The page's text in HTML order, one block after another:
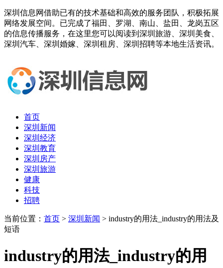
深圳信息网借助已有的技术基础和高效的服务团队，积极拓展
网络发展空间。已完成了福田、罗湖、南山、盐田、龙岗五区
的信息传播服务，在这里您可以阅读到深圳旅游、深圳美食、
深圳汽车、深圳婚嫁、深圳租房、深圳招聘等本地生活资讯。
首页
深圳新闻
深圳经济
深圳教育
深圳房产
深圳旅游
健康
科技
招聘
当前位置： 首页 > 深圳新闻 > industry的用法_industry的用法及
短语
industry的用法_industry的用